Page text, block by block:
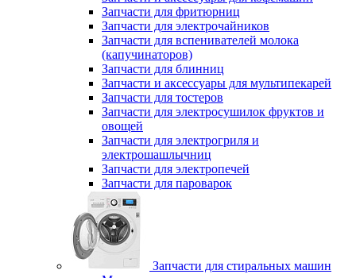
Запчасти для фритюрниц
Запчасти для электрочайников
Запчасти для вспенивателей молока
(капучинаторов)
Запчасти для блинниц
Запчасти и аксессуары для мультипекарей
Запчасти для тостеров
Запчасти для электросушилок фруктов и
овощей
Запчасти для электрогриля и
электрошашлычниц
Запчасти для электропечей
Запчасти для пароварок
Запчасти для стиральных машин